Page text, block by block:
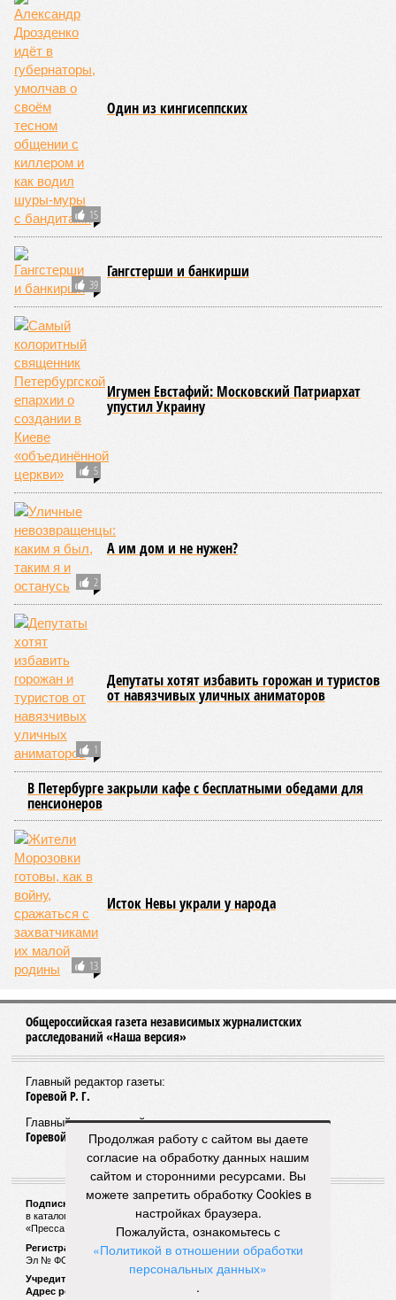
15
Один из кингисеппских
39
Гангстерши и банкирши
5
Игумен Евстафий: Московский Патриархат
упустил Украину
2
А им дом и не нужен?
1
Депутаты хотят избавить горожан и туристов
от навязчивых уличных аниматоров
В Петербурге закрыли кафе с бесплатными обедами для
пенсионеров
13
Исток Невы украли у народа
Общероссийская газета независимых журналистских
расследований «Наша версия»
Главный редактор газеты:
Горевой Р. Г.
Главный редактор сайта:
Горевой Р. Г.
Подписной индекс газеты «Наша версия»:
в каталоге «Почта России» —99266
«Пресса России» (зелёный) —41522
Регистрационный номер Роскомнадзора
Эл № ФС77-53847 от 26.04.2013.
Учредитель ООО «Версия»
Адрес редакции:
123100, Россия, Москва, улица 1905 года, 7с1
Продолжая работу с сайтом вы даете
согласие на обработку данных нашим
сайтом и сторонними ресурсами. Вы
можете запретить обработку Cookies в
настройках браузера.
Пожалуйста, ознакомьтесь с
«Политикой в отношении обработки
персональных данных»
.